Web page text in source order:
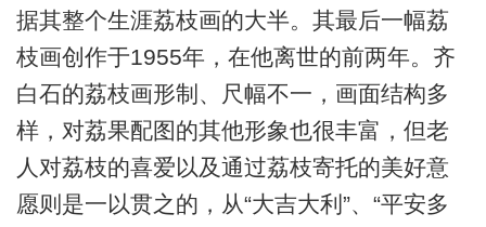
据其整个生涯荔枝画的大半。其最后一幅荔
枝画创作于1955年，在他离世的前两年。齐
白石的荔枝画形制、尺幅不一，画面结构多
样，对荔果配图的其他形象也很丰富，但老
人对荔枝的喜爱以及通过荔枝寄托的美好意
愿则是一以贯之的，从“大吉大利”、“平安多